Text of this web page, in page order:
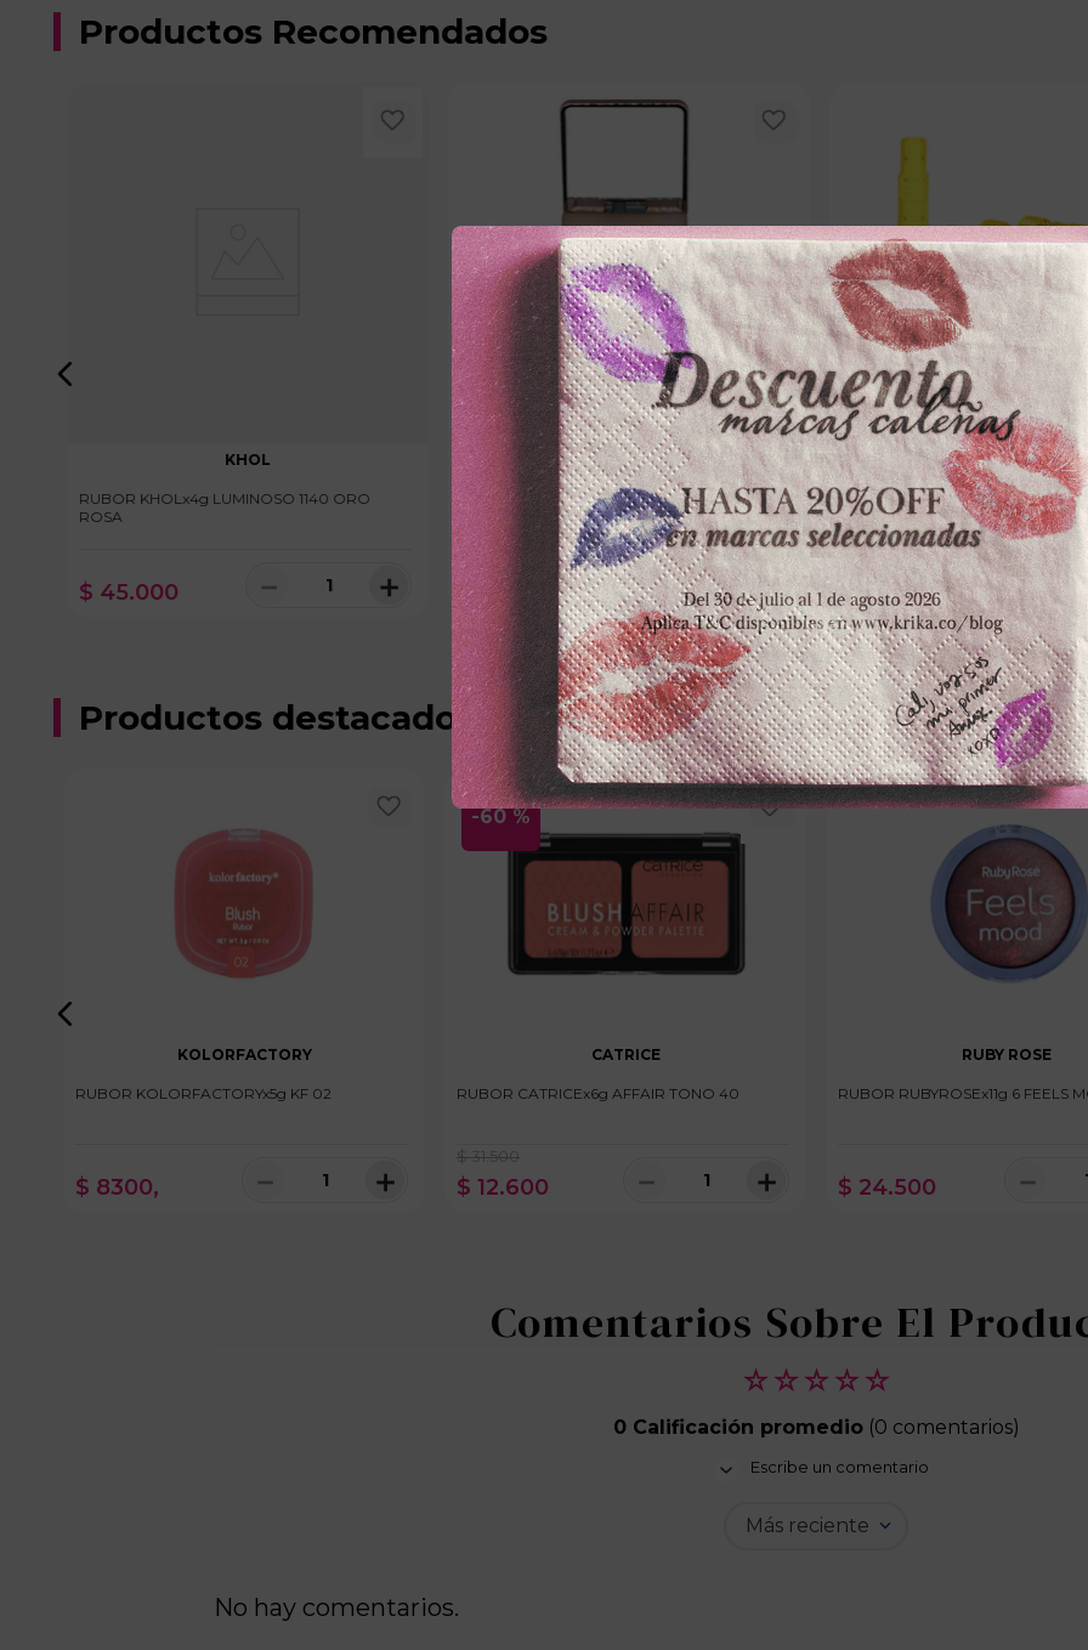
Productos Recomendados
KHOL
RUBOR KHOLx4g LUMINOSO 1140 ORO
ROSA
$ 45.000 ＋
－
KHOL
RUBOR KHOLx4g 1073 MATTE BRONCE
$ 41.000 ＋
－
100 disponibles
ENKOR
RULOS ENKORx12und
$ 3900, －
Productos destacados
KOLORFACTORY
RUBOR KOLORFACTORYx5g KF 02
$ 8300, ＋
－
-60 %
CATRICE
RUBOR CATRICEx6g AFFAIR TONO 40
$31.500
$ 12.600 ＋
－
RUBY ROSE
RUBOR RUBYROSEx11g 6 FEELS
$ 24.500 －
☆ ☆ ☆ ☆ ☆
0 Calificación promedio (0 comentarios)
Escribe un comentario
Más reciente
No hay comentarios.